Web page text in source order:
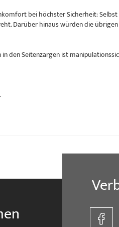
bei höchster Sicherheit:
Darüber hinaus würden die
den Seitenzargen ist